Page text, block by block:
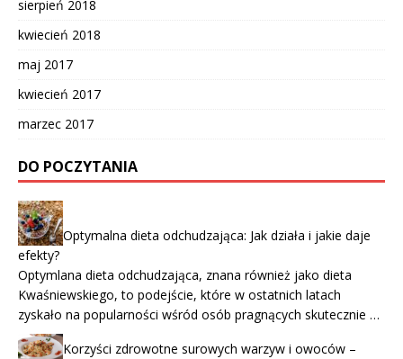
sierpień 2018
kwiecień 2018
maj 2017
kwiecień 2017
marzec 2017
DO POCZYTANIA
Optymalna dieta odchudzająca: Jak działa i jakie daje
efekty?
Optymlana dieta odchudzająca, znana również jako dieta
Kwaśniewskiego, to podejście, które w ostatnich latach
zyskało na popularności wśród osób pragnących skutecznie …
Korzyści zdrowotne surowych warzyw i owoców –